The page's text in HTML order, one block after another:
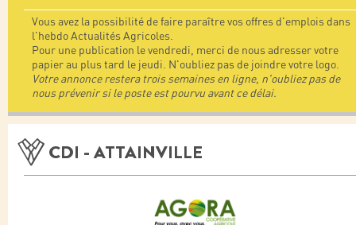
Vous avez la possibilité de faire paraître vos offres d'emplois dans
l'hebdo Actualités Agricoles.
Pour une publication le vendredi, merci de nous adresser votre
papier au plus tard le jeudi. N'oubliez pas de joindre votre logo.
Votre annonce restera trois semaines en ligne, n'oubliez pas de
nous prévenir si le poste est pourvu avant ce délai.
CDI - ATTAINVILLE